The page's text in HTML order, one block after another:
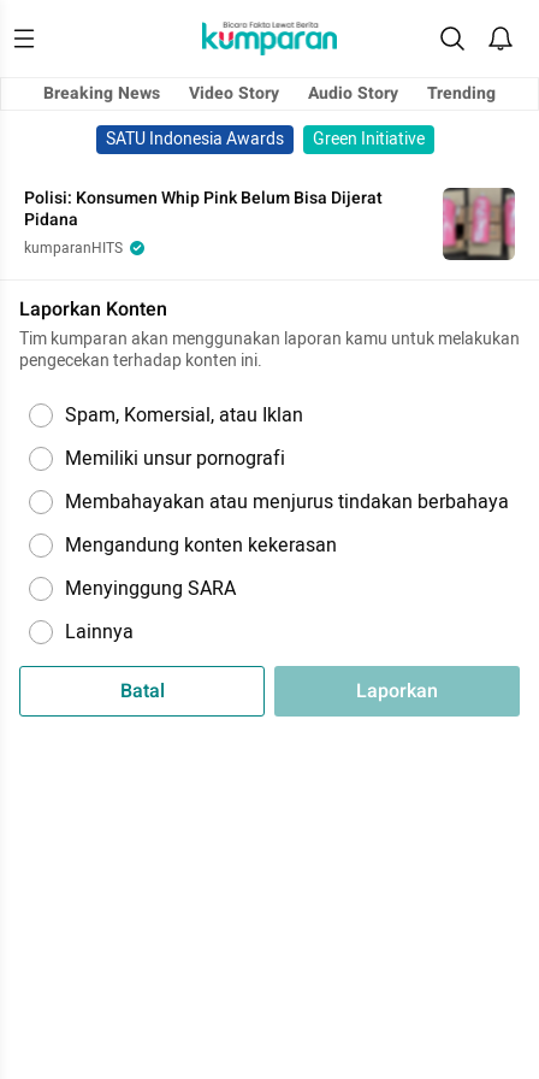
Breaking News Video Story Audio Story
Trending
SATU Indonesia Awards
Green Initiative
Polisi: Konsumen Whip Pink Belum Bisa Dijerat
Pidana
kumparanHITS
Laporkan Konten
Tim kumparan akan menggunakan laporan kamu untuk melakukan
pengecekan terhadap konten ini.
Spam, Komersial, atau Iklan
Memiliki unsur pornografi
Membahayakan atau menjurus tindakan berbahaya
Mengandung konten kekerasan
Menyinggung SARA
Lainnya
Batal Laporkan